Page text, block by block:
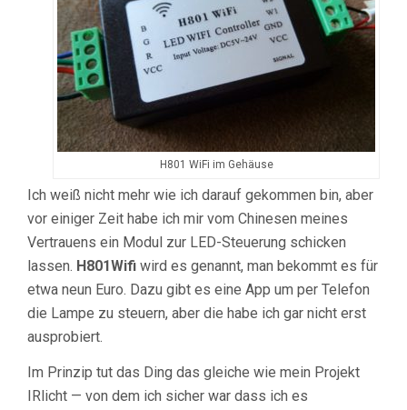
H801 WiFi im Gehäuse
Ich weiß nicht mehr wie ich darauf gekommen bin, aber
vor einiger Zeit habe ich mir vom Chinesen meines
Vertrauens ein Modul zur LED-Steuerung schicken
lassen. H801Wifi wird es genannt, man bekommt es für
etwa neun Euro. Dazu gibt es eine App um per Telefon
die Lampe zu steuern, aber die habe ich gar nicht erst
ausprobiert.
Im Prinzip tut das Ding das gleiche wie mein Projekt
IRlicht — von dem ich sicher war dass ich es